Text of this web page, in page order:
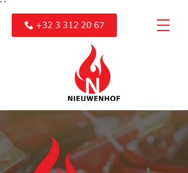
" "
+32 3 312 20 67